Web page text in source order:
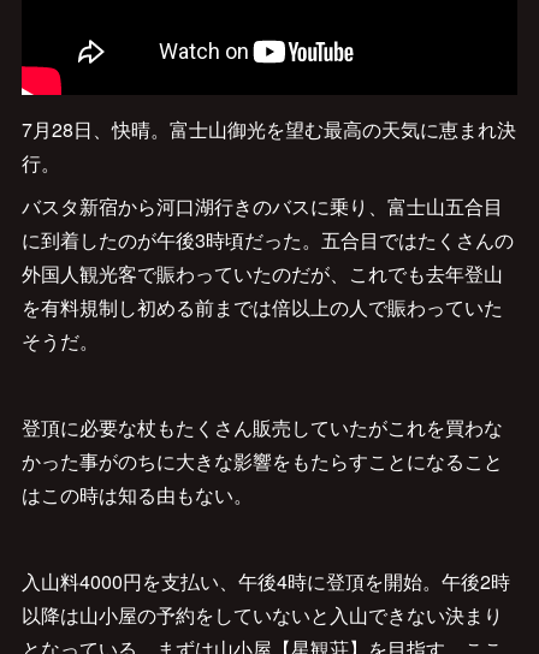
7月28日、快晴。富士山御光を望む最高の天気に恵まれ決
行。
バスタ新宿から河口湖行きのバスに乗り、富士山五合目
に到着したのが午後3時頃だった。五合目ではたくさんの
外国人観光客で賑わっていたのだが、これでも去年登山
を有料規制し初める前までは倍以上の人で賑わっていた
そうだ。
登頂に必要な杖もたくさん販売していたがこれを買わな
かった事がのちに大きな影響をもたらすことになること
はこの時は知る由もない。
入山料4000円を支払い、午後4時に登頂を開始。午後2時
以降は山小屋の予約をしていないと入山できない決まり